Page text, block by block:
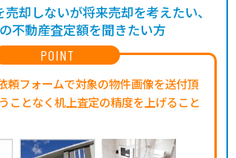
POINT
頼フォームで対象の物件画像を送付頂
ことなく机上査定の精度を上げること
却しないが将来売却を考えたい、
不動産査定額を聞きたい方